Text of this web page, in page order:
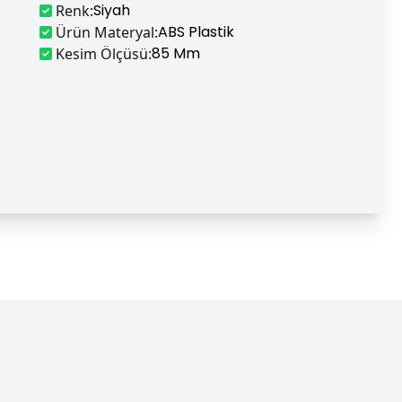
Renk:Siyah
Ürün Materyal:ABS Plastik
Kesim Ölçüsü:85 Mm